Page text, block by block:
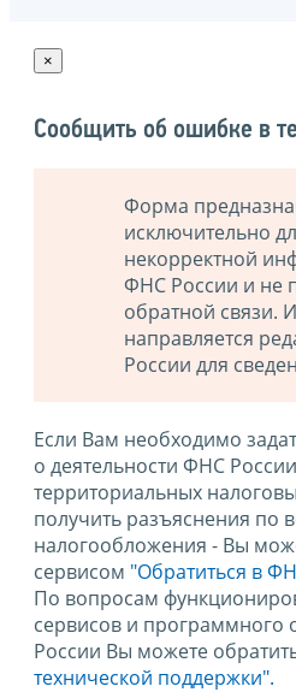
×
Сообщить об ошибке в
Форма
исключительно
некорректной
ФНС России и не
обратной связи.
направляется
России для
Если Вам необходимо
о деятельности ФНС
территориальных
получить разъяснения по
налогообложения - Вы
сервисом "Обратиться в
По вопросам
сервисов и
России Вы можете
технической поддержки".